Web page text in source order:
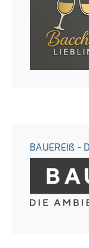
BAUEREIẞ -